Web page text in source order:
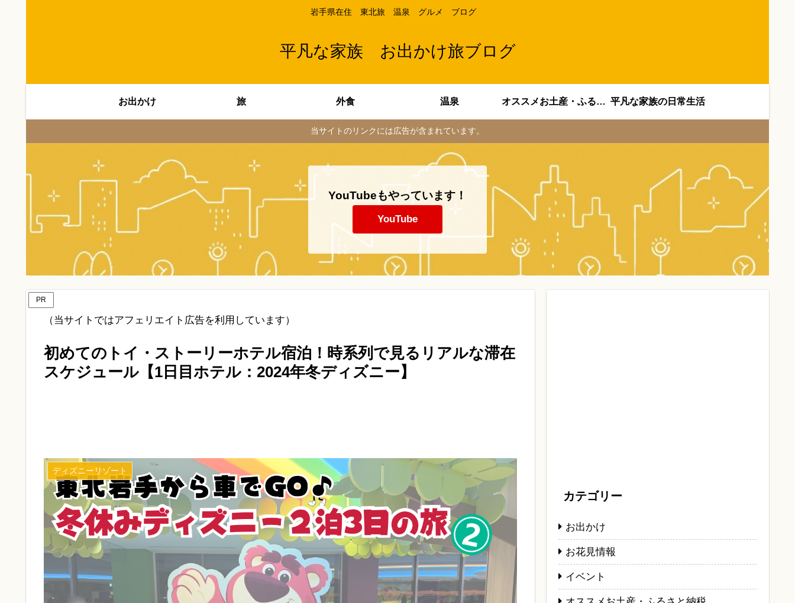
岩手県在住 東北旅 温泉 グルメ ブログ
平凡な家族 お出かけ旅ブログ
お出かけ 旅 外食 温泉 オススメお土産・ふるさと納税 平凡な家族の日常生活
当サイトのリンクには広告が含まれています。
YouTubeもやっています！
YouTube
PR
（当サイトではアフェリエイト広告を利用しています）
初めてのトイ・ストーリーホテル宿泊！時系列で見るリアルな滞在
スケジュール【1日目ホテル：2024年冬ディズニー】
ディズニーリゾート
カテゴリー
お出かけ
お花見情報
イベント